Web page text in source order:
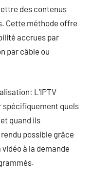
des contenus
Cette méthode offre
accrues par
par câble ou
L’IPTV
spécifiquement quels
quand ils
possible grâce
à la demande